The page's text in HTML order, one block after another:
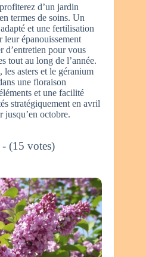
d’un jardin
termes de soins. Un
et une fertilisation
leur épanouissement
d’entretien pour vous
tout au long de l’année.
les asters et le géranium
une floraison
et une facilité
stratégiquement en avril
jusqu’en octobre.
- (15 votes)